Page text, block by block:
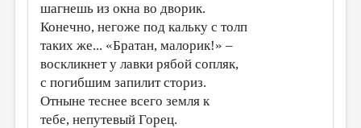
ПРАВИЛА САЙТА
ИЗБРАННОЕ
ДАЙДЖЕСТ
шагнешь из окна во дворик.
Конечно, негоже под кальку с толп
таких же... «Братан, малорик!» –
воскликнет у лавки рябой сопляк,
с погибшим запилит сториз.
Отныне теснее всего земля к
тебе, непутевый Горец.